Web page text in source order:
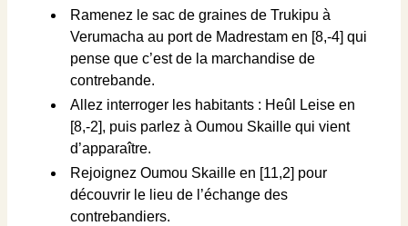
Ramenez le sac de graines de Trukipu à
Verumacha au port de Madrestam en [8,-4] qui
pense que c’est de la marchandise de
contrebande.
Allez interroger les habitants : Heûl Leise en
[8,-2], puis parlez à Oumou Skaille qui vient
d’apparaître.
Rejoignez Oumou Skaille en [11,2] pour
découvrir le lieu de l’échange des
contrebandiers.